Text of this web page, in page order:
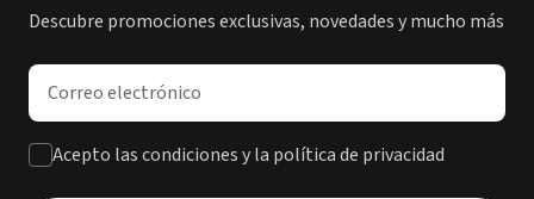
Descubre promociones exclusivas, novedades y mucho más
Dirección de correo electrónico
Acepto las condiciones y la política de privacidad